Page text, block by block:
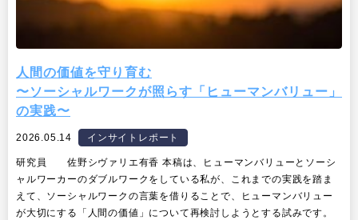
人間の価値を守り育む
〜ソーシャルワークが照らす「ヒューマンバリュー」
の実践〜
2026.05.14 インサイトレポート
研究員 佐野シヴァリエ有香 本稿は、ヒューマンバリューとソーシ
ャルワーカーのダブルワークをしている私が、これまでの実践を踏ま
えて、ソーシャルワークの言葉を借りることで、ヒューマンバリュー
が大切にする「人間の価値」について再検討しようとする試みです。